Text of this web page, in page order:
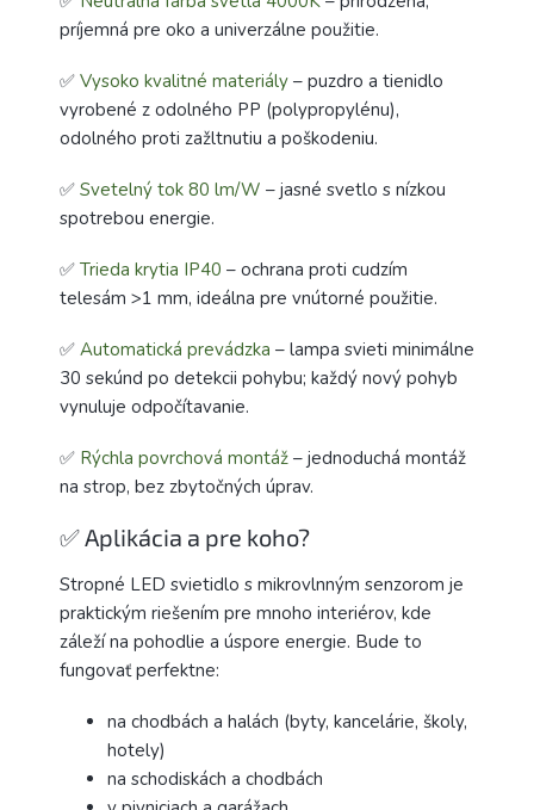
príjemná pre oko a univerzálne použitie.
✅ Vysoko kvalitné materiály – puzdro a tienidlo
vyrobené z odolného PP (polypropylénu),
odolného proti zažltnutiu a poškodeniu.
✅ Svetelný tok 80 lm/W – jasné svetlo s nízkou
spotrebou energie.
✅ Trieda krytia IP40 – ochrana proti cudzím
telesám >1 mm, ideálna pre vnútorné použitie.
✅ Automatická prevádzka – lampa svieti minimálne
30 sekúnd po detekcii pohybu; každý nový pohyb
vynuluje odpočítavanie.
✅ Rýchla povrchová montáž – jednoduchá montáž
na strop, bez zbytočných úprav.
✅ Aplikácia a pre koho?
Stropné LED svietidlo s mikrovlnným senzorom je
praktickým riešením pre mnoho interiérov, kde
záleží na pohodlie a úspore energie. Bude to
fungovať perfektne:
na chodbách a halách (byty, kancelárie, školy,
hotely)
na schodiskách a chodbách